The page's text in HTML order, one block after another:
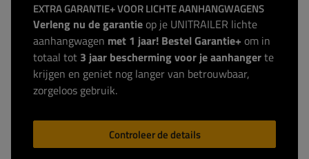
EXTRA GARANTIE+ VOOR LICHTE AANHANGWAGENS
Verleng nu de garantie op je UNITRAILER lichte
aanhangwagen met 1 jaar! Bestel Garantie+ om in
totaal tot 3 jaar bescherming voor je aanhangerte
krijgen en geniet nog langer van betrouwbaar,
zorgeloos gebruik.
Controleer de details